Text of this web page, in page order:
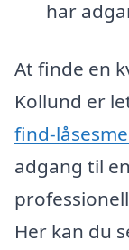
har
At finde en
Kollund er
find-
adgang til
Her kan du